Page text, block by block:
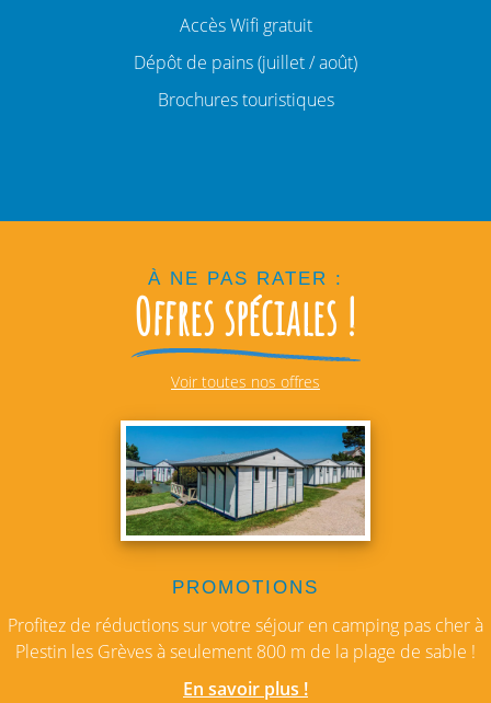
Accès Wifi gratuit
Dépôt de pains (juillet / août)
Brochures touristiques
À NE PAS RATER :
Offres spéciales !
Voir toutes nos offres
PROMOTIONS
Profitez de réductions sur votre séjour en camping pas cher à
Plestin les Grèves à seulement 800 m de la plage de sable !
En savoir plus !